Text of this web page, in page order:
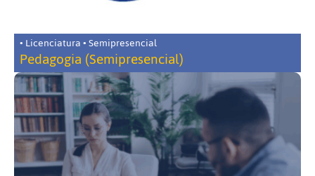
• Licenciatura • Semipresencial
Pedagogia (Semipresencial)